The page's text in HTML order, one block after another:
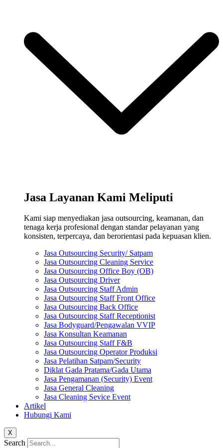
Jasa Layanan Kami Meliputi
Kami siap menyediakan jasa outsourcing, keamanan, dan
tenaga kerja profesional dengan standar pelayanan yang
konsisten, terpercaya, dan berorientasi pada kepuasan klien.
Jasa Outsourcing Security/ Satpam
Jasa Outsourcing Cleaning Service
Jasa Outsourcing Office Boy (OB)
Jasa Outsourcing Driver
Jasa Outsourcing Staff Admin
Jasa Outsourcing Staff Front Office
Jasa Outsourcing Back Office
Jasa Outsourcing Staff Receptionist
Jasa Bodyguard/Pengawalan VVIP
Jasa Konsultan Keamanan
Jasa Outsourcing Staff F&B
Jasa Outsourcing Operator Produksi
Jasa Pelatihan Satpam/Security
Diklat Gada Pratama/Gada Utama
Jasa Pengamanan (Security) Event
Jasa General Cleaning
Jasa Cleaning Sevice Event
Artikel
Hubungi Kami
X
Search